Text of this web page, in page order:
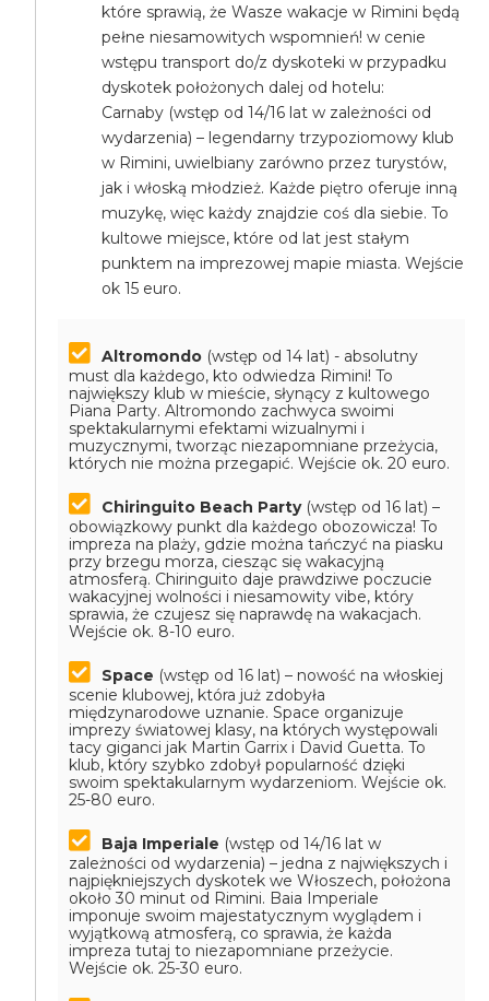
które sprawią, że Wasze wakacje w Rimini będą
pełne niesamowitych wspomnień! w cenie
wstępu transport do/z dyskoteki w przypadku
dyskotek położonych dalej od hotelu:
Carnaby (wstęp od 14/16 lat w zależności od
wydarzenia) – legendarny trzypoziomowy klub
w Rimini, uwielbiany zarówno przez turystów,
jak i włoską młodzież. Każde piętro oferuje inną
muzykę, więc każdy znajdzie coś dla siebie. To
kultowe miejsce, które od lat jest stałym
punktem na imprezowej mapie miasta. Wejście
ok 15 euro.
Altromondo (wstęp od 14 lat) - absolutny
must dla każdego, kto odwiedza Rimini! To
największy klub w mieście, słynący z kultowego
Piana Party. Altromondo zachwyca swoimi
spektakularnymi efektami wizualnymi i
muzycznymi, tworząc niezapomniane przeżycia,
których nie można przegapić. Wejście ok. 20 euro.
Chiringuito Beach Party(wstęp od 16 lat) –
obowiązkowy punkt dla każdego obozowicza! To
impreza na plaży, gdzie można tańczyć na piasku
przy brzegu morza, ciesząc się wakacyjną
atmosferą. Chiringuito daje prawdziwe poczucie
wakacyjnej wolności i niesamowity vibe, który
sprawia, że czujesz się naprawdę na wakacjach.
Wejście ok. 8-10 euro.
Space (wstęp od 16 lat) – nowość na włoskiej
scenie klubowej, która już zdobyła
międzynarodowe uznanie. Space organizuje
imprezy światowej klasy, na których występowali
tacy giganci jak Martin Garrix i David Guetta. To
klub, który szybko zdobył popularność dzięki
swoim spektakularnym wydarzeniom. Wejście ok.
25-80 euro.
Baja Imperiale (wstęp od 14/16 lat w
zależności od wydarzenia) – jedna z największych i
najpiękniejszych dyskotek we Włoszech, położona
około 30 minut od Rimini. Baia Imperiale
imponuje swoim majestatycznym wyglądem i
wyjątkową atmosferą, co sprawia, że każda
impreza tutaj to niezapomniane przeżycie.
Wejście ok. 25-30 euro.